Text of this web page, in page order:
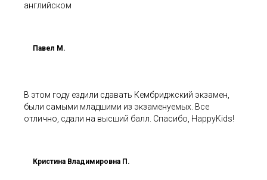
английском
Павел М.
В этом году ездили сдавать Кембриджский экзамен,
были самыми младшими из экзаменуемых. Все
отлично, сдали на высший балл. Спасибо, HappyKids!
Кристина Владимировна П.